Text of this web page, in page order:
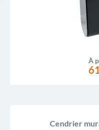
À
Cendrier